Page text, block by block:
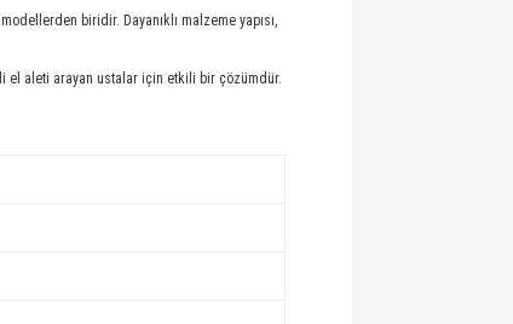
biridir. Dayanıklı malzeme yapısı,
el aleti arayan ustalar için etkili bir çözümdür.